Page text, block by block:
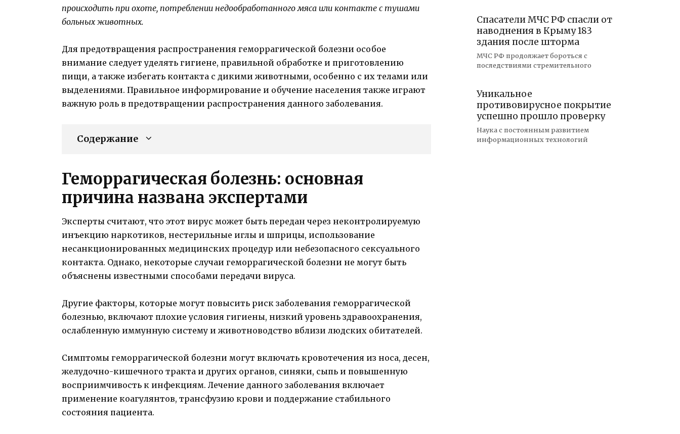
происходить при охоте, потреблении недообработанного мяса или контакте с тушами
больных животных.
Для предотвращения распространения геморрагической болезни особое
внимание следует уделять гигиене, правильной обработке и приготовлению
пищи, а также избегать контакта с дикими животными, особенно с их телами или
выделениями. Правильное информирование и обучение населения также играют
важную роль в предотвращении распространения данного заболевания.
Содержание
Геморрагическая болезнь: основная
причина названа экспертами
Эксперты считают, что этот вирус может быть передан через неконтролируемую
инъекцию наркотиков, нестерильные иглы и шприцы, использование
несанкционированных медицинских процедур или небезопасного сексуального
контакта. Однако, некоторые случаи геморрагической болезни не могут быть
объяснены известными способами передачи вируса.
Другие факторы, которые могут повысить риск заболевания геморрагической
болезнью, включают плохие условия гигиены, низкий уровень здравоохранения,
ослабленную иммунную систему и животноводство вблизи людских обитателей.
Симптомы геморрагической болезни могут включать кровотечения из носа, десен,
желудочно-кишечного тракта и других органов, синяки, сыпь и повышенную
восприимчивость к инфекциям. Лечение данного заболевания включает
применение коагулянтов, трансфузию крови и поддержание стабильного
состояния пациента.
Спасатели МЧС РФ спасли от
наводнения в Крыму 183
здания после шторма
МЧС РФ продолжает бороться с
последствиями стремительного
Уникальное
противовирусное покрытие
успешно прошло проверку
Наука с постоянным развитием
информационных технологий